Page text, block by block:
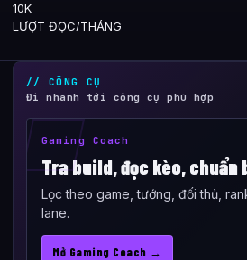
10K
LƯỢT ĐỌC/THÁNG
// CÔNG CỤ
Đi nhanh tới công cụ phù hợp
Gaming Coach
Tra build, đọc kèo, chuẩn
Lọc theo game, tướng, đối thủ,
lane.
Mở Gaming Coach →